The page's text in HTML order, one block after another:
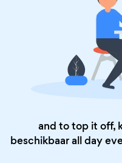
and to top it off,
beschikbaar all day